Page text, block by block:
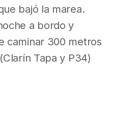
bajó la marea.
a bordo y
caminar 300 metros
Tapa y P34)